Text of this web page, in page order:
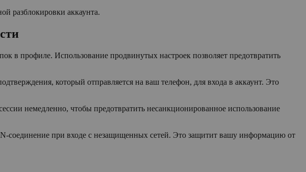
разблокировки аккаунта.
в профиле. Использование продвинутых настроек позволяет предотвратить
который отправляется на ваш телефон, для входа в аккаунт. Это
немедленно, чтобы предотвратить несанкционированное использование
соединение при входе с незащищенных сетей. Это защитит вашу информацию от